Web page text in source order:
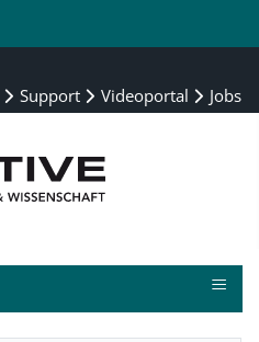
Support Videoportal Jobs
≡